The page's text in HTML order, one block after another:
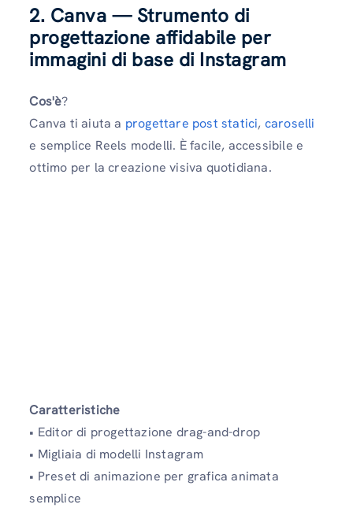
2. Canva — Strumento di
progettazione affidabile per
immagini di base di Instagram
Cos'è?
Canva ti aiuta a progettare post statici, caroselli
e semplice Reels modelli. È facile, accessibile e
ottimo per la creazione visiva quotidiana.
Caratteristiche
• Editor di progettazione drag-and-drop
• Migliaia di modelli Instagram
• Preset di animazione per grafica animata
semplice